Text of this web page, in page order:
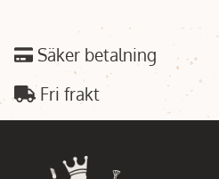
Säker betalning
Fri frakt